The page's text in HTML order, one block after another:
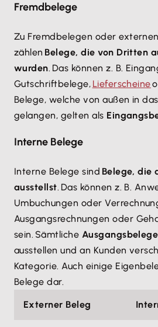
Fremdbelege
Zu Fremdbelegen oder
zählen Belege, die von Dritten
wurden. Das können z. B.
Gutschriftbelege, Lieferscheine
Belege, welche von außen in
gelangen, gelten als
Interne Belege
Interne Belege sind Belege, die
ausstellst. Das können z. B.
Umbuchungen oder
Ausgangsrechnungen oder
sein. Sämtliche Ausgangsbelege
ausstellen und an Kunden
Kategorie. Auch einige
Belege dar.
Externer Beleg